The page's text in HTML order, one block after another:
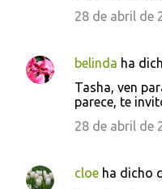
28 de abril de
belinda ha
Tasha, ven
parece, te
28 de abril de
cloe ha dicho